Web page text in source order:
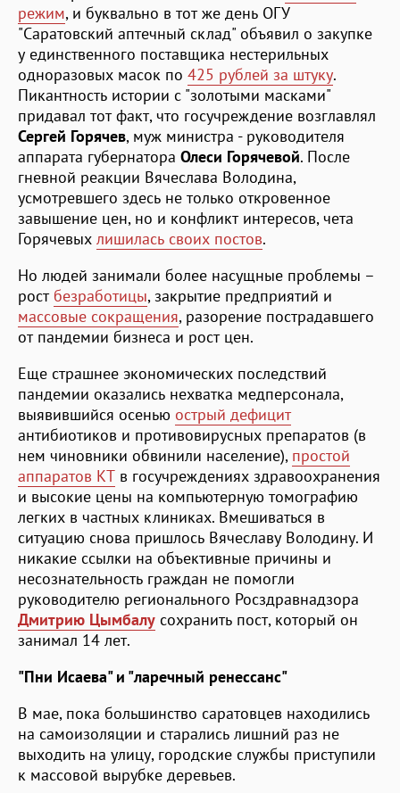
режим, и буквально в тот же день ОГУ
"Саратовский аптечный склад" объявил о закупке
у единственного поставщика нестерильных
одноразовых масок по 425 рублей за штуку.
Пикантность истории с "золотыми масками"
придавал тот факт, что госучреждение возглавлял
Сергей Горячев, муж министра - руководителя
аппарата губернатора Олеси Горячевой. После
гневной реакции Вячеслава Володина,
усмотревшего здесь не только откровенное
завышение цен, но и конфликт интересов, чета
Горячевых лишилась своих постов.
Но людей занимали более насущные проблемы –
рост безработицы, закрытие предприятий и
массовые сокращения, разорение пострадавшего
от пандемии бизнеса и рост цен.
Еще страшнее экономических последствий
пандемии оказались нехватка медперсонала,
выявившийся осенью острый дефицит
антибиотиков и противовирусных препаратов (в
нем чиновники обвинили население), простой
аппаратов КТ в госучреждениях здравоохранения
и высокие цены на компьютерную томографию
легких в частных клиниках. Вмешиваться в
ситуацию снова пришлось Вячеславу Володину. И
никакие ссылки на объективные причины и
несознательность граждан не помогли
руководителю регионального Росздравнадзора
Дмитрию Цымбалу сохранить пост, который он
занимал 14 лет.
"Пни Исаева" и "ларечный ренессанс"
В мае, пока большинство саратовцев находились
на самоизоляции и старались лишний раз не
выходить на улицу, городские службы приступили
к массовой вырубке деревьев.